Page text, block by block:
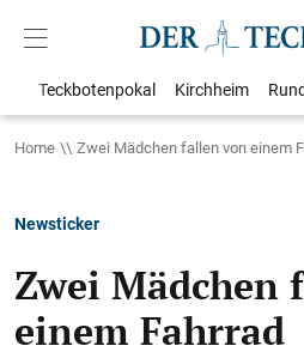
Teckbotenpokal Kirchheim
Home Zwei Mädchen fallen von einem
Newsticker
Zwei Mädchen
einem Fahrrad